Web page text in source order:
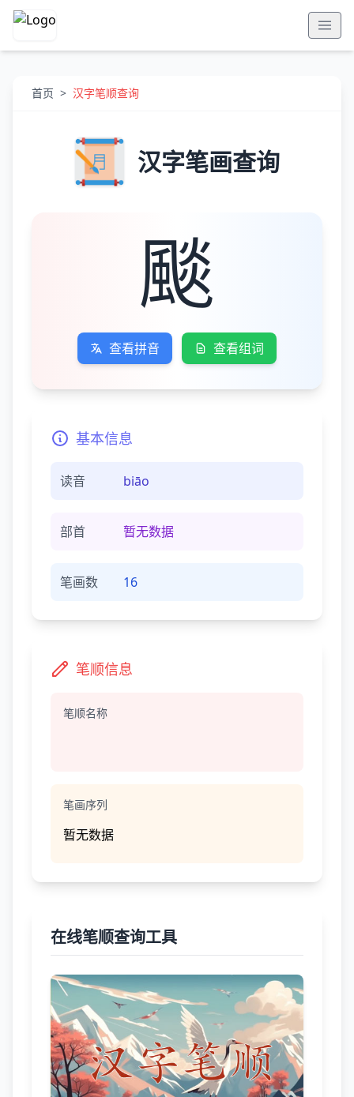
首页 > 汉字笔顺查询
汉字笔画查询
颷
查看拼音 查看组词
基本信息
读音 biāo
部首 暂无数据
笔画数 16
笔顺信息
笔顺名称
笔画序列
暂无数据
在线笔顺查询工具